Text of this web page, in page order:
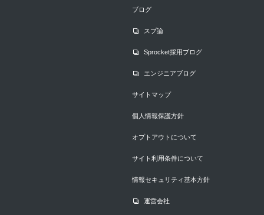
ブログ
スプ論
Sprocket採用ブログ
エンジニアブログ
サイトマップ
個人情報保護方針
オプトアウトについて
サイト利用条件について
情報セキュリティ基本方針
運営会社